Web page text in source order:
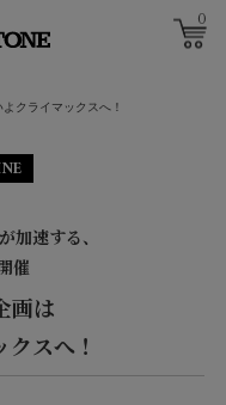
0
クライマックスへ！
加速する、
催
画は
スへ！